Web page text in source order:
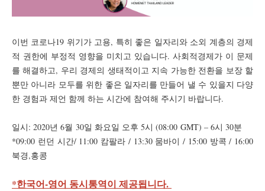
이번 코로나19 위기가 고용, 특히 좋은 일자리와 소외 계층의 경제
적 권한에 부정적 영향을 미치고 있습니다. 사회적경제가 이 문제
를 해결하고, 우리 경제의 생태적이고 지속 가능한 전환을 보장 할
뿐만 아니라 모두를 위한 좋은 일자리를 만들어 낼 수 있을지 다양
한 경험과 제언 함께 하는 시간에 참여해 주시기 바랍니다.
일시: 2020년 6월 30일 화요일 오후 5시 (08:00 GMT) – 6시 30분
*09:00 런던 시간/ 11:00 캄팔라 / 13:30 뭄바이 / 15:00 방콕 / 16:00
북경,홍콩
*한국어-영어 동시통역이 제공됩니다.